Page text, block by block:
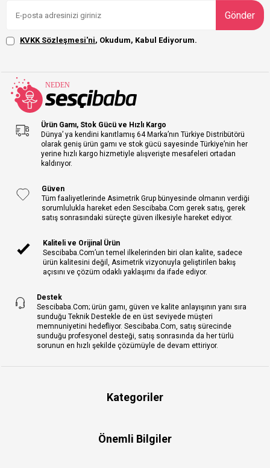
Gönder
KVKK Sözleşmesi'ni, Okudum, Kabul Ediyorum.
Ürün Gamı, Stok Gücü ve Hızlı Kargo
Dünya’ ya kendini kanıtlamış 64 Marka’nın Türkiye Distribütörü
olarak geniş ürün gamı ve stok gücü sayesinde Türkiye’nin her
yerine hızlı kargo hizmetiyle alışverişte mesafeleri ortadan
kaldırıyor.
Güven
Tüm faaliyetlerinde Asimetrik Grup bünyesinde olmanın verdiği
sorumlulukla hareket eden Sescibaba.Com gerek satış, gerek
satış sonrasındaki süreçte güven ilkesiyle hareket ediyor.
Kaliteli ve Orijinal Ürün
Sescibaba.Com’un temel ilkelerinden biri olan kalite, sadece
ürün kalitesini değil, Asimetrik vizyonuyla geliştirilen bakış
açısını ve çözüm odaklı yaklaşımı da ifade ediyor.
Destek
Sescibaba.Com; ürün gamı, güven ve kalite anlayışının yanı sıra
sunduğu Teknik Destekle de en üst seviyede müşteri
memnuniyetini hedefliyor. Sescibaba.Com, satış sürecinde
sunduğu profesyonel desteği, satış sonrasında da her türlü
sorunun en hızlı şekilde çözümüyle de devam ettiriyor.
Kategoriler
Önemli Bilgiler